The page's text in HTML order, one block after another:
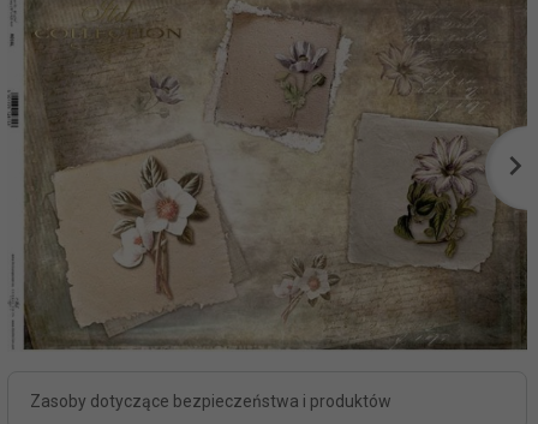
Zasoby dotyczące bezpieczeństwa i produktów